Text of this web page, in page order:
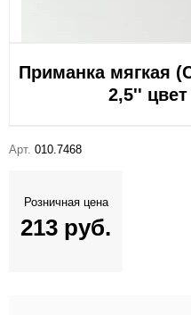
Приманка мягкая
2,5''
Арт. 010.7468
Розничная цена
213 руб.